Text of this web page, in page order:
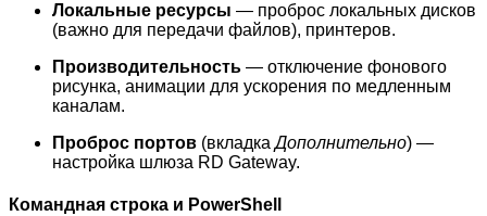
Локальные ресурсы — проброс локальных дисков
(важно для передачи файлов), принтеров.
Производительность — отключение фонового
рисунка, анимации для ускорения по медленным
каналам.
Проброс портов (вкладкаДополнительно) —
настройка шлюза RD Gateway.
Командная строка и PowerShell